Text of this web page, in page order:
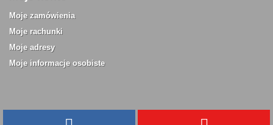
Moje zamówienia
Moje rachunki
Moje adresy
Moje informacje osobiste